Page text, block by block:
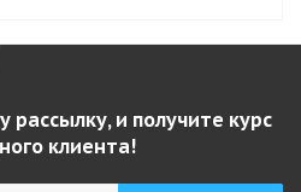
и получите курс
клиента!